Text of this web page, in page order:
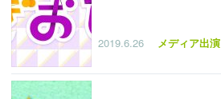
2019.6.26 メディア出演